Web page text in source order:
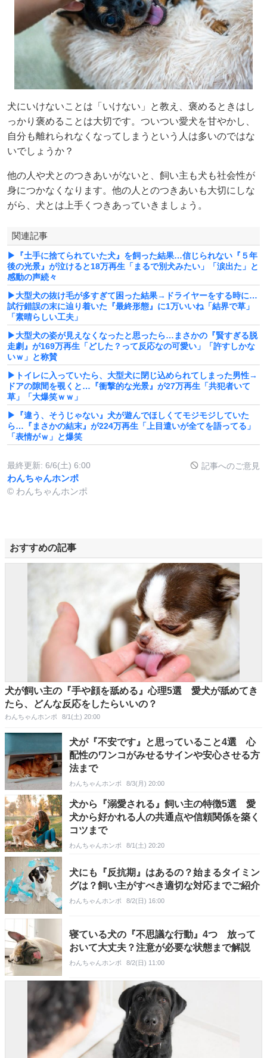
犬にいけないことは「いけない」と教え、褒めるときはし
っかり褒めることは大切です。ついつい愛犬を甘やかし、
自分も離れられなくなってしまうという人は多いのではな
いでしょうか？
他の人や犬とのつきあいがないと、飼い主も犬も社会性が
身につかなくなります。他の人とのつきあいも大切にしな
がら、犬とは上手くつきあっていきましょう。
関連記事
▶『土手に捨てられていた犬』を飼った結果…信じられない『５年
後の光景』が泣けると18万再生「まるで別犬みたい」「涙出た」と
感動の声続々
▶大型犬の抜け毛が多すぎて困った結果→ドライヤーをする時に…
試行錯誤の末に辿り着いた『最終形態』に1万いいね「結界で草」
「素晴らしい工夫」
▶大型犬の姿が見えなくなったと思ったら…まさかの『賢すぎる脱
走劇』が169万再生「どした？って反応なの可愛い」「許すしかな
いｗ」と称賛
▶トイレに入っていたら、大型犬に閉じ込められてしまった男性→
ドアの隙間を覗くと…『衝撃的な光景』が27万再生「共犯者いて
草」「大爆笑ｗｗ」
▶『違う、そうじゃない』犬が遊んでほしくてモジモジしていた
ら…『まさかの結末』が224万再生「上目遣いが全てを語ってる」
「表情がｗ」と爆笑
最終更新: 6/6(土) 6:00 記事へのご意見
わんちゃんホンポ
© わんちゃんホンポ
おすすめの記事
犬が飼い主の『手や顔を舐める』心理5選 愛犬が舐めてき
たら、どんな反応をしたらいいの？
わんちゃんホンポ 8/1(土) 20:00
犬が『不安です』と思っていること4選 心
配性のワンコがみせるサインや安心させる方
法まで
わんちゃんホンポ 8/3(月) 20:00
犬から『溺愛される』飼い主の特徴5選 愛
犬から好かれる人の共通点や信頼関係を築く
コツまで
わんちゃんホンポ 8/1(土) 20:20
犬にも『反抗期』はあるの？始まるタイミン
グは？飼い主がすべき適切な対応までご紹介
わんちゃんホンポ 8/2(日) 16:00
寝ている犬の『不思議な行動』4つ 放って
おいて大丈夫？注意が必要な状態まで解説
わんちゃんホンポ 8/2(日) 11:00